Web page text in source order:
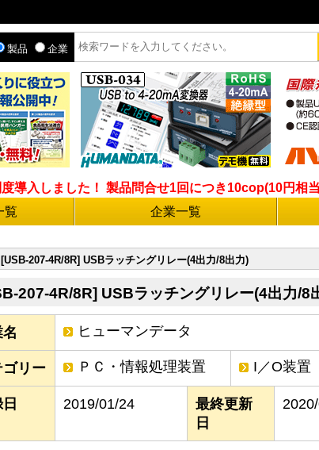
製品 企業
導入しました！ 製品問合せ1回につき10cop(10円
覧 企業一覧
[USB-207-4R/8R] USBラッチングリレー(4出力/8出力)
207-4R/8R] USBラッチングリレー(4出力/8
ヒューマンデータ
ゴリー ＰＣ・情報処理装置 I／O装置
2019/01/24
最終更新
日